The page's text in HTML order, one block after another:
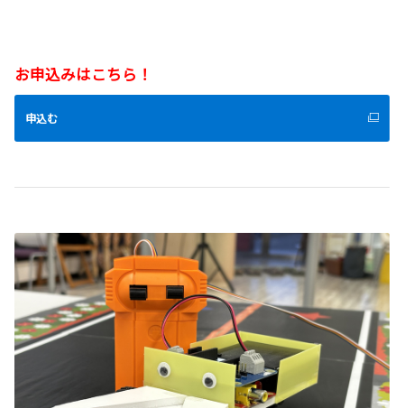
お申込みはこちら！
申込む